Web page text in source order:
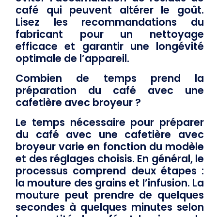
café qui peuvent altérer le goût.
Lisez les recommandations du
fabricant pour un nettoyage
efficace et garantir une longévité
optimale de l’appareil.
Combien de temps prend la
préparation du café avec une
cafetière avec broyeur ?
Le temps nécessaire pour préparer
du café avec une cafetière avec
broyeur varie en fonction du modèle
et des réglages choisis. En général, le
processus comprend deux étapes :
la mouture des grains et l’infusion. La
mouture peut prendre de quelques
secondes à quelques minutes selon